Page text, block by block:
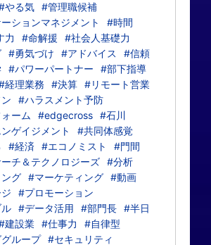
やる気 #管理職候補
ションマネジメント
#時間
力 #命解援
#社会人基礎力
#勇気づけ #アドバイス
#信頼
#パワーパートナー
#部下指導
経理業務 #決算 #リモート営業
#ハラスメント予防
ーム
#edgecross #石川
ゲイジメント
#共同体感覚
#経済 #エコノミスト
#門間
チ＆テクノロジーズ #分析
グ #マーケティング #動画
#プロモーション
#データ活用 #部門長 #半日
建設業 #仕事力
#自律型
ループ #セキュリティ